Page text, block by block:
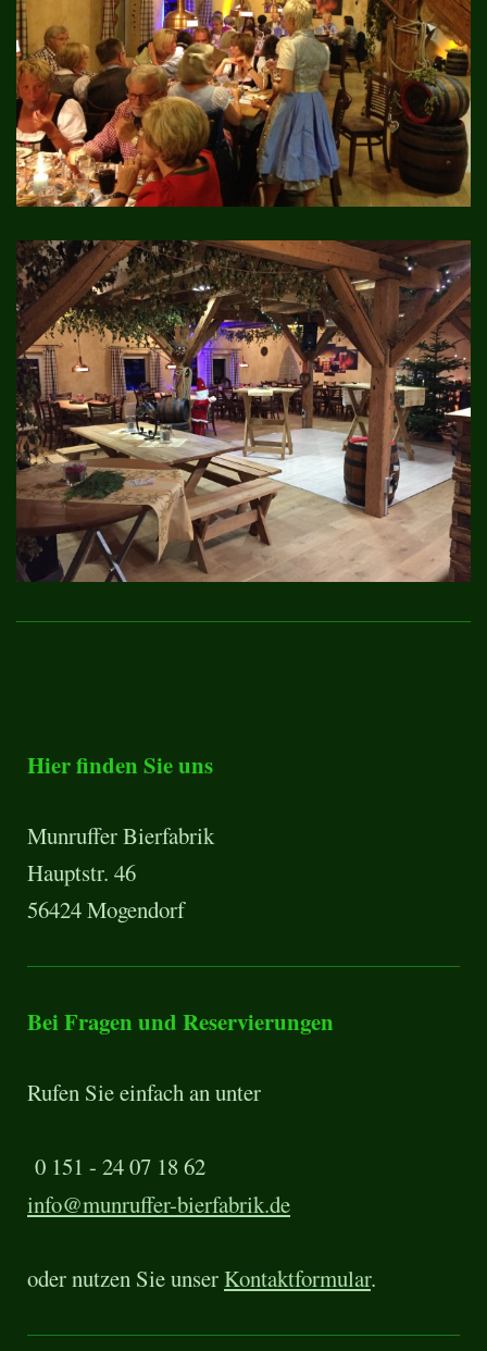
Hier finden Sie uns
Munruffer Bierfabrik
Hauptstr. 46
56424 Mogendorf
Bei Fragen und Reservierungen
Rufen Sie einfach an unter
0 151 - 24 07 18 62
info@munruffer-bierfabrik.de
oder nutzen Sie unser Kontaktformular.